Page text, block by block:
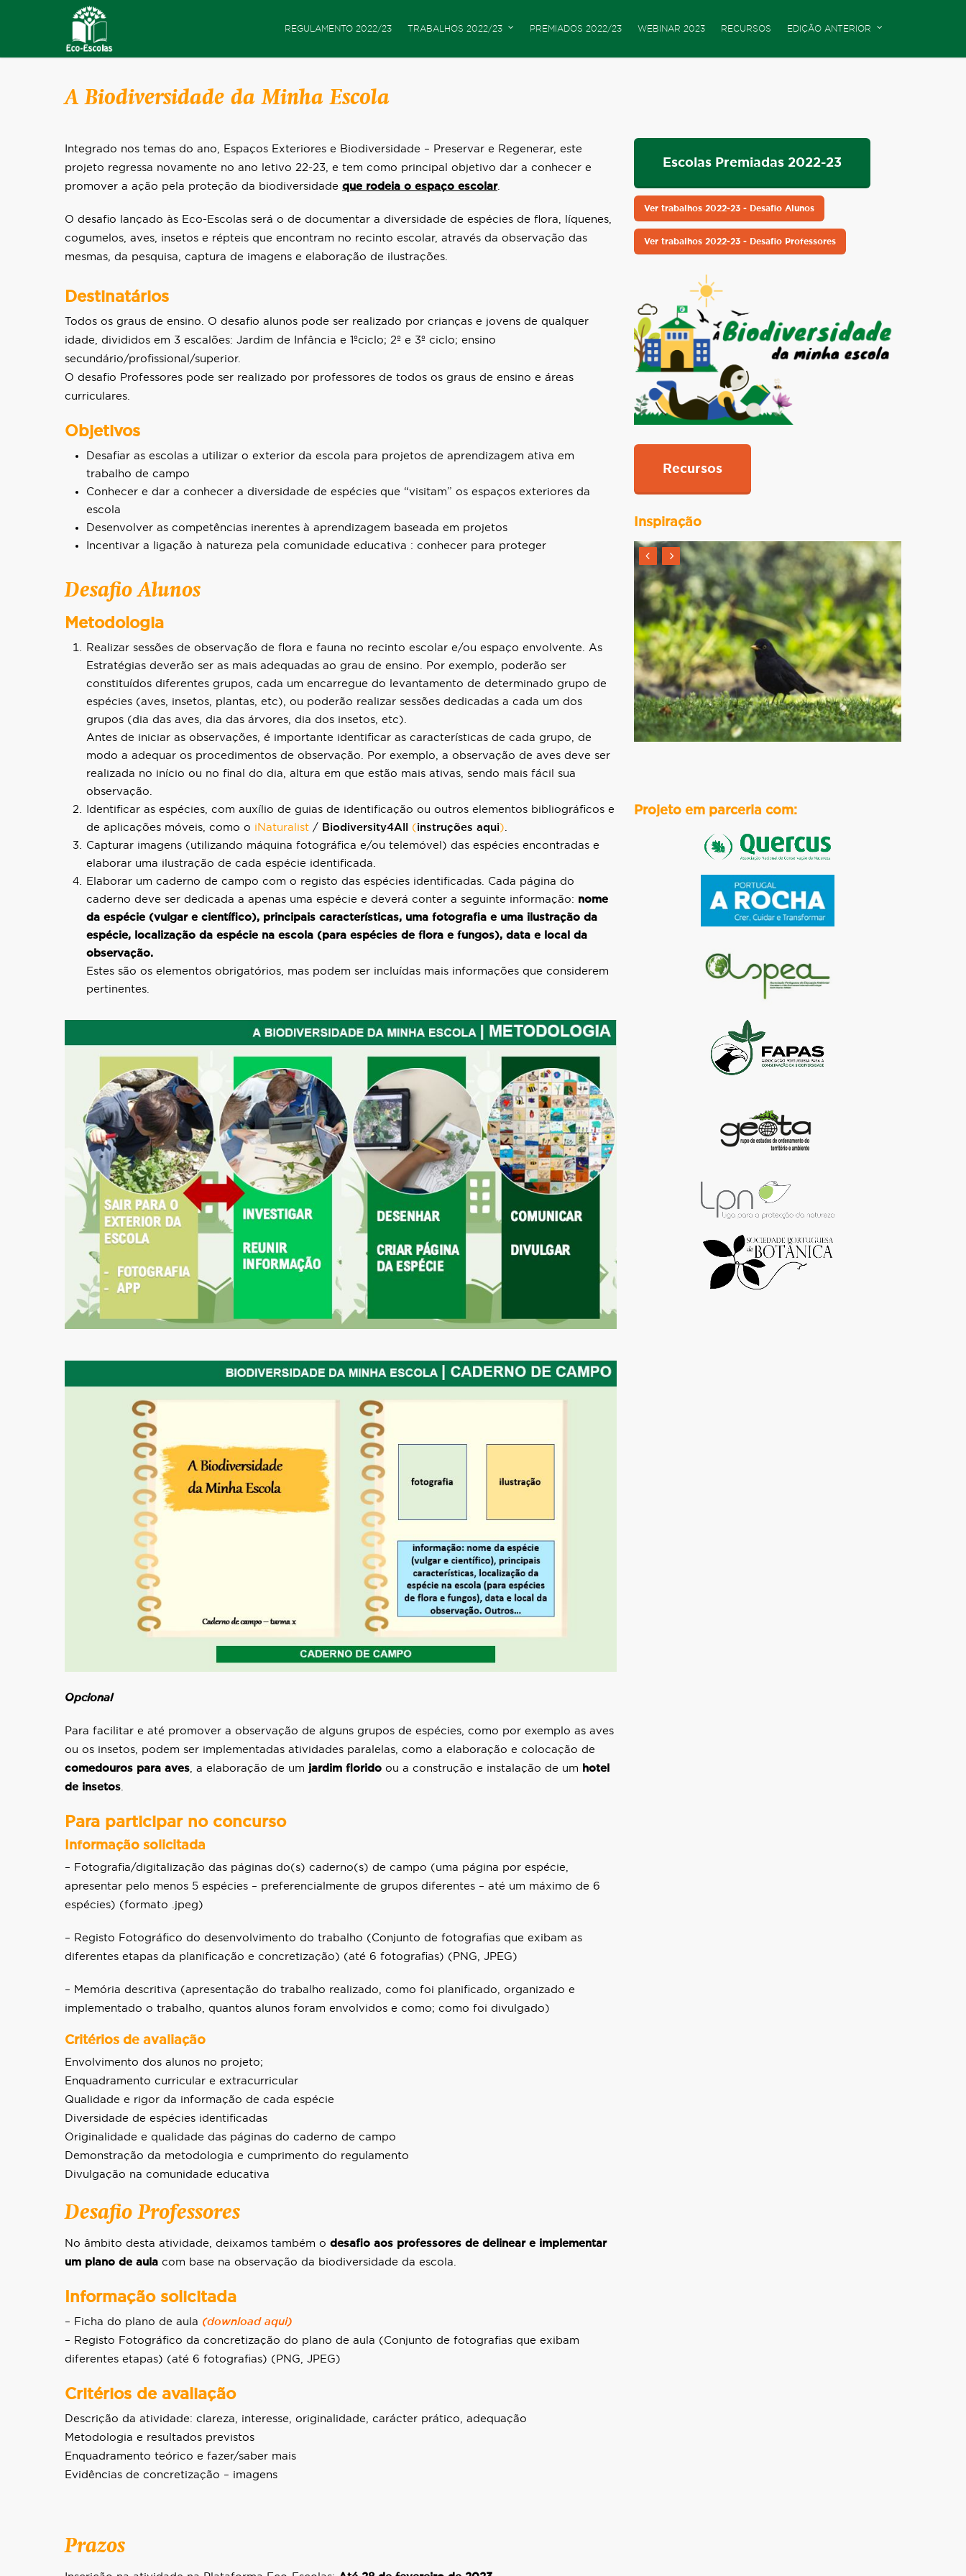
REGULAMENTO 2022/23 TRABALHOS 2022/23 PREMIADOS 2022/23 WEBINAR 2023 RECURSOS EDIÇÃO ANTERIOR
A Biodiversidade da Minha Escola
Integrado nos temas do ano, Espaços Exteriores e Biodiversidade – Preservar e Regenerar, este
projeto regressa novamente no ano letivo 22-23, e tem como principal objetivo dar a conhecer e
promover a ação pela proteção da biodiversidade que rodeia o espaço escolar.
O desafio lançado às Eco-Escolas será o de documentar a diversidade de espécies de flora, líquenes,
cogumelos, aves, insetos e répteis que encontram no recinto escolar, através da observação das
mesmas, da pesquisa, captura de imagens e elaboração de ilustrações.
Destinatários
Todos os graus de ensino. O desafio alunos pode ser realizado por crianças e jovens de qualquer
idade, divididos em 3 escalões: Jardim de Infância e 1ºciclo; 2º e 3º ciclo; ensino
secundário/profissional/superior.
O desafio Professores pode ser realizado por professores de todos os graus de ensino e áreas
curriculares.
Objetivos
Desafiar as escolas a utilizar o exterior da escola para projetos de aprendizagem ativa em
trabalho de campo
Conhecer e dar a conhecer a diversidade de espécies que “visitam” os espaços exteriores da
escola
Desenvolver as competências inerentes à aprendizagem baseada em projetos
Incentivar a ligação à natureza pela comunidade educativa : conhecer para proteger
Desafio Alunos
Metodologia
Realizar sessões de observação de flora e fauna no recinto escolar e/ou espaço envolvente. As
Estratégias deverão ser as mais adequadas ao grau de ensino. Por exemplo, poderão ser
constituídos diferentes grupos, cada um encarregue do levantamento de determinado grupo de
espécies (aves, insetos, plantas, etc), ou poderão realizar sessões dedicadas a cada um dos
grupos (dia das aves, dia das árvores, dia dos insetos, etc).
Antes de iniciar as observações, é importante identificar as características de cada grupo, de
modo a adequar os procedimentos de observação. Por exemplo, a observação de aves deve ser
realizada no início ou no final do dia, altura em que estão mais ativas, sendo mais fácil sua
observação.
Identificar as espécies, com auxílio de guias de identificação ou outros elementos bibliográficos e
de aplicações móveis, como o iNaturalist / Biodiversity4All (instruções aqui)
Capturar imagens (utilizando máquina fotográfica e/ou telemóvel) das espécies encontradas e
elaborar uma ilustração de cada espécie identificada.
Elaborar um caderno de campo com o registo das espécies identificadas. Cada página do
caderno deve ser dedicada a apenas uma espécie e deverá conter a seguinte informação: nome
da espécie (vulgar e científico), principais características, uma fotografia e uma ilustração da
espécie, localização da espécie na escola (para espécies de flora e fungos), data e local da
observação.
Estes são os elementos obrigatórios, mas podem ser incluídas mais informações que considerem
pertinentes.
Opcional
Para facilitar e até promover a observação de alguns grupos de espécies, como por exemplo as aves
ou os insetos, podem ser implementadas atividades paralelas, como a elaboração e colocação de
comedouros para aves , a elaboração de um jardim florido ou a construção e instalação de um hotel
de insetos
Para participar no concurso
Informação solicitada
– Fotografia/digitalização das páginas do(s) caderno(s) de campo (uma página por espécie,
apresentar pelo menos 5 espécies – preferencialmente de grupos diferentes – até um máximo de 6
espécies) (formato .jpeg)
– Registo Fotográfico do desenvolvimento do trabalho (Conjunto de fotografias que exibam as
diferentes etapas da planificação e concretização) (até 6 fotografias) (PNG, JPEG)
– Memória descritiva (apresentação do trabalho realizado, como foi planificado, organizado e
implementado o trabalho, quantos alunos foram envolvidos e como; como foi divulgado)
Critérios de avaliação
Envolvimento dos alunos no projeto;
Enquadramento curricular e extracurricular
Qualidade e rigor da informação de cada espécie
Diversidade de espécies identificadas
Originalidade e qualidade das páginas do caderno de campo
Demonstração da metodologia e cumprimento do regulamento
Divulgação na comunidade educativa
Desafio Professores
No âmbito desta atividade, deixamos também o desafio aos professores de delinear e implementar
um plano de aula com base na observação da biodiversidade da escola.
Informação solicitada
– Ficha do plano de aula (download aqui)
– Registo Fotográfico da concretização do plano de aula (Conjunto de fotografias que exibam
diferentes etapas) (até 6 fotografias) (PNG, JPEG)
Critérios de avaliação
Descrição da atividade: clareza, interesse, originalidade, carácter prático, adequação
Metodologia e resultados previstos
Enquadramento teórico e fazer/saber mais
Evidências de concretização – imagens
Prazos
Escolas Premiadas 2022-23
Ver trabalhos 2022-23 - Desafio Alunos
Ver trabalhos 2022-23 - Desafio Professores
Recursos
Inspiração
Projeto em parceria com: